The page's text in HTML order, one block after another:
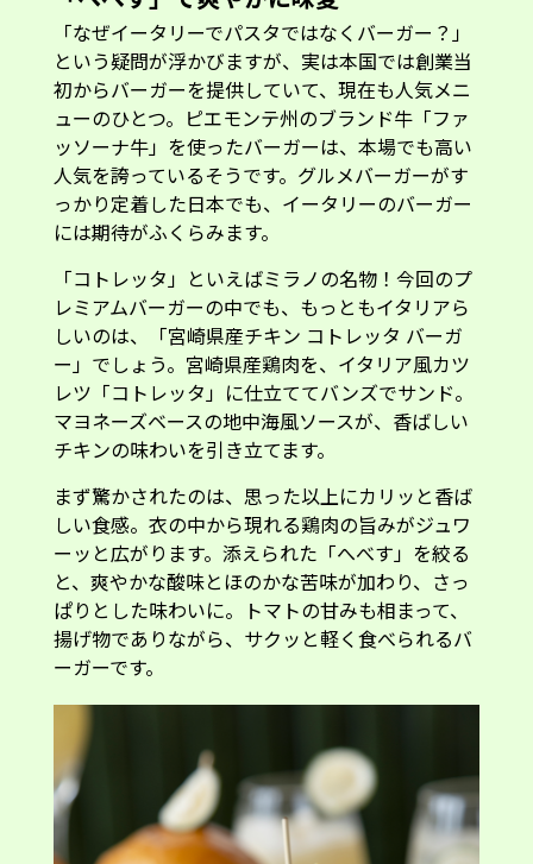
「なぜイータリーでパスタではなくバーガー？」
という疑問が浮かびますが、実は本国では創業当
初からバーガーを提供していて、現在も人気メニ
ューのひとつ。ピエモンテ州のブランド牛「ファ
ッソーナ牛」を使ったバーガーは、本場でも高い
人気を誇っているそうです。グルメバーガーがす
っかり定着した日本でも、イータリーのバーガー
には期待がふくらみます。
「コトレッタ」といえばミラノの名物！今回のプ
レミアムバーガーの中でも、もっともイタリアら
しいのは、「宮崎県産チキン コトレッタ バーガ
ー」でしょう。宮崎県産鶏肉を、イタリア風カツ
レツ「コトレッタ」に仕立ててバンズでサンド。
マヨネーズベースの地中海風ソースが、香ばしい
チキンの味わいを引き立てます。
まず驚かされたのは、思った以上にカリッと香ば
しい食感。衣の中から現れる鶏肉の旨みがジュワ
ーッと広がります。添えられた「へべす」を絞る
と、爽やかな酸味とほのかな苦味が加わり、さっ
ぱりとした味わいに。トマトの甘みも相まって、
揚げ物でありながら、サクッと軽く食べられるバ
ーガーです。